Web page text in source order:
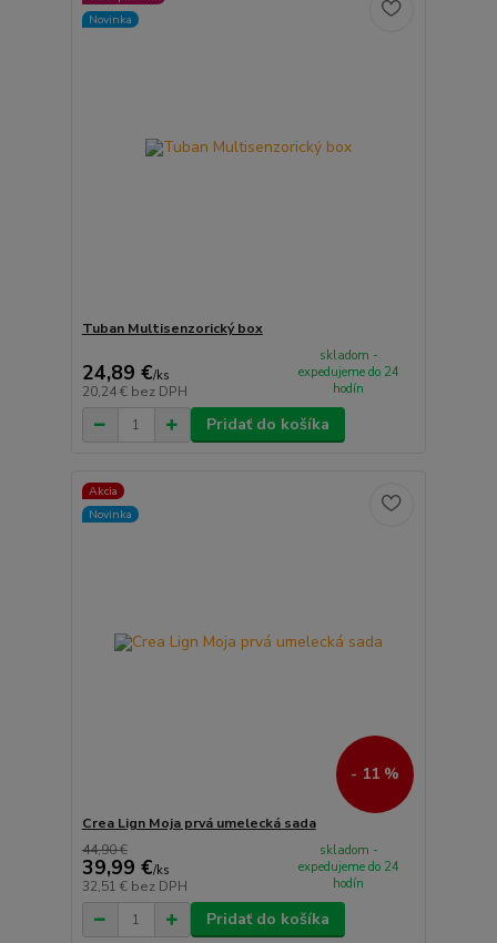
Novinka
Tuban Multisenzorický box
24,89 €/ks
20,24 € bez DPH
skladom -
expedujeme do 24
hodín
Pridať do košíka
Akcia
Novinka
- 11 %
Crea Lign Moja prvá umelecká sada
44,90 €
39,99 €/ks
32,51 € bez DPH
skladom -
expedujeme do 24
hodín
Pridať do košíka